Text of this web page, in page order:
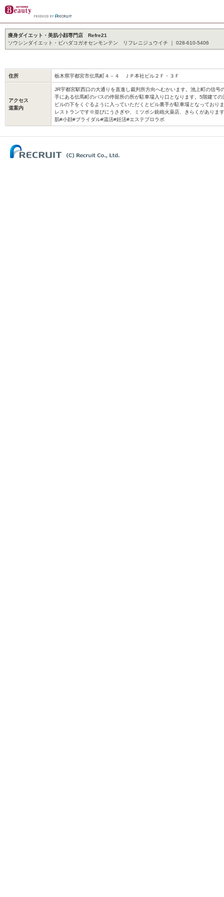
痩身ダイエット・美肌小顔専門店 Refre21
ソウシンダイエット・ビハダコガオセンモンテン リフレニジュウイチ ｜ 028-610-5406
住所 栃木県宇都宮市伝馬町４－４ ＪＰ本社ビル２Ｆ・３Ｆ
アクセス
道案内
JR宇都宮駅西口の大通りを直進し裁判所方向へむかいます。池上町の信号
手にある伝馬町のバスの停留所の所が駐車場入り口となります。5階建て
ビルの下をくぐるように入っていただくとビル裏手が駐車場となっており
レストランです※並びにうさぎや、ミツボシ銃砲火薬店、きらくがありま
肌#小顔#ブライダル#温活#妊活#エステプロラボ